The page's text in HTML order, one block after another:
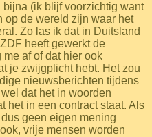
(ik blijf voorzichtig want
op de wereld zijn waar het
Zo las ik dat in Duitsland
heeft gewerkt de
af of dat hier ook
je zwijgplicht hebt. Het zou
nieuwsberichten tijdens
dat het in woorden
het in een contract staat. Als
geen eigen mening
vrije mensen worden